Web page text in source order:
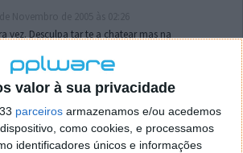
valor à sua privacidade
parceiros armazenamos e/ou acedemos
como cookies, e processamos
identificadores únicos e informações
vez. Desculpa tar te a chatear mas na
browser predefenido
tudo e nada. Tou a comecar a desesperar, ate ja
o explorer na tentativa de forçar o uso do
em vao. Kaso te lembres de outra dica fico
caso contrario obrigado a mesma